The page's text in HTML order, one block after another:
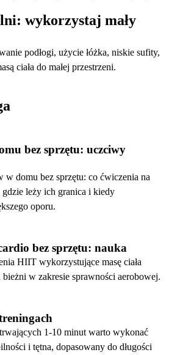
wykorzystaj mały
podłogi, użycie łóżka, niskie sufity,
ciała do małej przestrzeni.
bez sprzętu: uczciwy
w domu bez sprzętu: co ćwiczenia na
gdzie leży ich granica i kiedy
oporu.
bez sprzętu: nauka
HIIT wykorzystujące masę ciała
w zakresie sprawności aerobowej.
1-10 minut warto wykonać
i tętna, dopasowany do długości